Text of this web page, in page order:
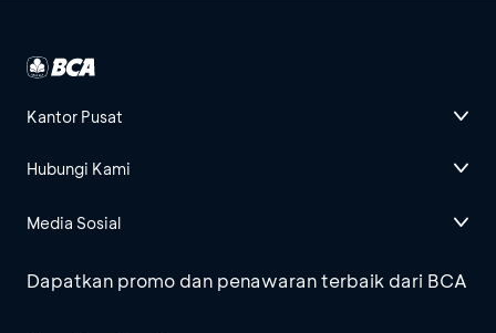
Kantor Pusat
Hubungi Kami
Media Sosial
Dapatkan promo dan penawaran terbaik dari BCA